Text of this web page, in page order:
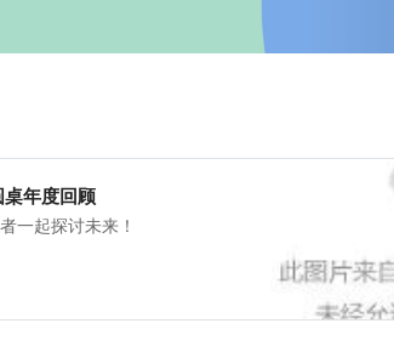
年度回顾
一起探讨未来！